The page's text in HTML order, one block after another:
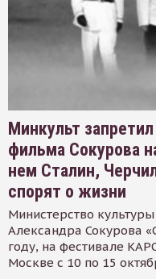
Минкульт
фильма Сокурова
нем Сталин,
спорят о жизни
Министерство
Александра Сокурова
году, на фестивале
Москве с 10 по 15